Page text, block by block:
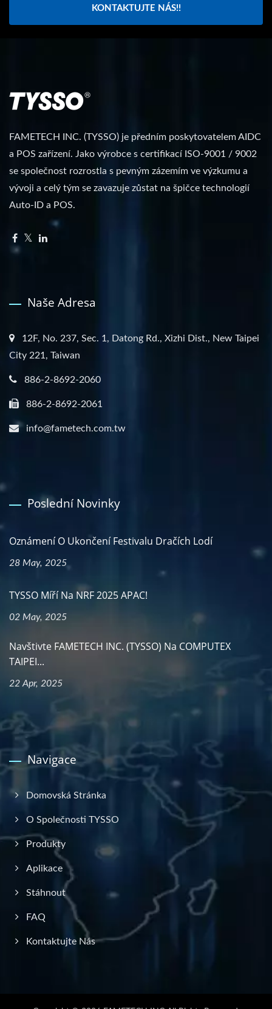
KONTAKTUJTE NÁS!!
FAMETECH INC. (TYSSO) je předním poskytovatelem AIDC
a POS zařízení. Jako výrobce s certifikací ISO-9001 / 9002
se společnost rozrostla s pevným zázemím ve výzkumu a
vývoji a celý tým se zavazuje zůstat na špičce technologií
Auto-ID a POS.
Naše Adresa
12F, No. 237, Sec. 1, Datong Rd., Xizhi Dist., New Taipei
City 221, Taiwan
886-2-8692-2060
886-2-8692-2061
info@fametech.com.tw
Poslední Novinky
Oznámení O Ukončení Festivalu Dračích Lodí
28 May, 2025
TYSSO Míří Na NRF 2025 APAC!
02 May, 2025
Navštivte FAMETECH INC. (TYSSO) Na COMPUTEX
TAIPEI...
22 Apr, 2025
Navigace
Domovská Stránka
O Společnosti TYSSO
Produkty
Aplikace
Stáhnout
FAQ
Kontaktujte Nás